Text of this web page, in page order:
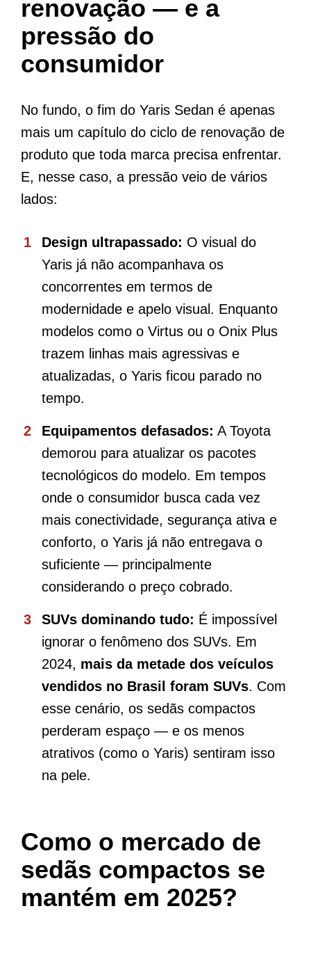
renovação — e a
pressão do
consumidor
No fundo, o fim do Yaris Sedan é apenas
mais um capítulo do ciclo de renovação de
produto que toda marca precisa enfrentar.
E, nesse caso, a pressão veio de vários
lados:
Design ultrapassado: O visual do
Yaris já não acompanhava os
concorrentes em termos de
modernidade e apelo visual. Enquanto
modelos como o Virtus ou o Onix Plus
trazem linhas mais agressivas e
atualizadas, o Yaris ficou parado no
tempo.
Equipamentos defasados: A Toyota
demorou para atualizar os pacotes
tecnológicos do modelo. Em tempos
onde o consumidor busca cada vez
mais conectividade, segurança ativa e
conforto, o Yaris já não entregava o
suficiente — principalmente
considerando o preço cobrado.
SUVs dominando tudo: É impossível
ignorar o fenômeno dos SUVs. Em
2024, mais da metade dos veículos
vendidos no Brasil foram SUVs. Com
esse cenário, os sedãs compactos
perderam espaço — e os menos
atrativos (como o Yaris) sentiram isso
na pele.
Como o mercado de
sedãs compactos se
mantém em 2025?